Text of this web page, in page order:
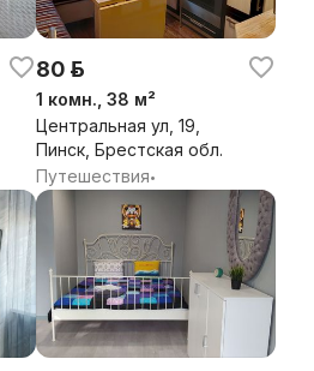
80 р.
1 комн., 38 м²
Центральная ул, 19,
Пинск, Брестская обл.
Путешествия•